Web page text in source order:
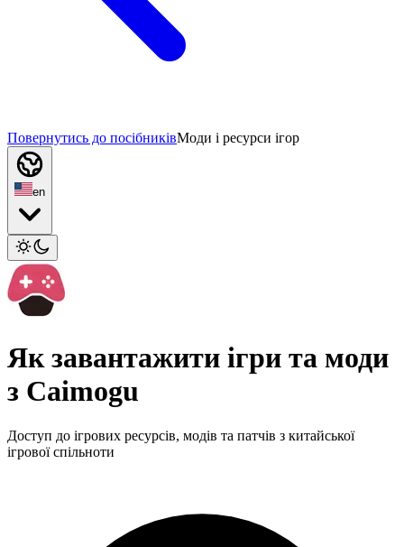
Повернутись до посібниківМоди і ресурси ігор
en
Як завантажити ігри та моди
з Caimogu
Доступ до ігрових ресурсів, модів та патчів з китайської
ігрової спільноти